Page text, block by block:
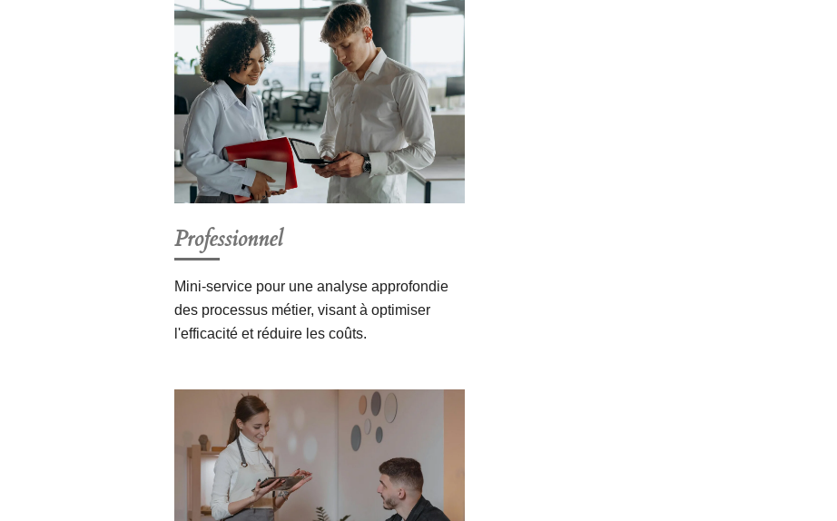
Professionnel
Mini-service pour une analyse approfondie
des processus métier, visant à optimiser
l'efficacité et réduire les coûts.